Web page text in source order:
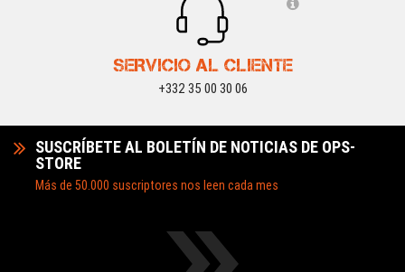
SERVICIO AL CLIENTE
+332 35 00 30 06
SUSCRÍBETE AL BOLETÍN DE NOTICIAS DE OPS-
STORE
Más de 50.000 suscriptores nos leen cada mes